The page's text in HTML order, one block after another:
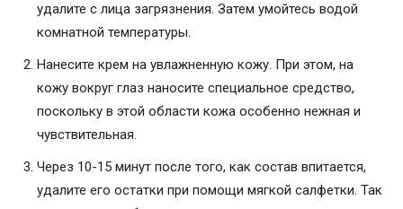
удалите с лица загрязнения. Затем умойтесь водой
комнатной температуры.
Нанесите крем на увлажненную кожу. При этом, на
кожу вокруг глаз наносите специальное средство,
поскольку в этой области кожа особенно нежная и
чувствительная.
Через 10-15 минут после того, как состав впитается,
удалите его остатки при помощи мягкой салфетки. Так